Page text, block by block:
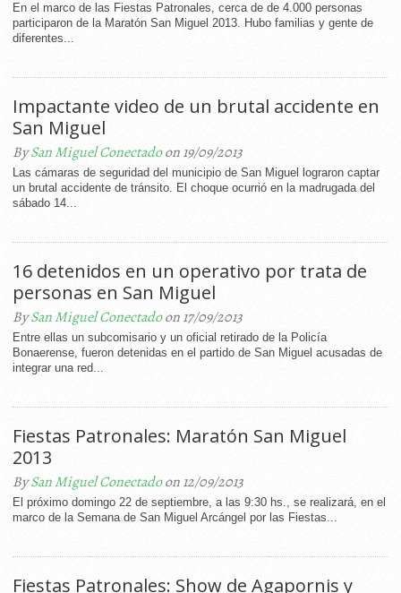
En el marco de las Fiestas Patronales, cerca de de 4.000 personas
participaron de la Maratón San Miguel 2013. Hubo familias y gente de
diferentes...
Impactante video de un brutal accidente en
San Miguel
BySan Miguel Conectadoon 19/09/2013
Las cámaras de seguridad del municipio de San Miguel lograron captar
un brutal accidente de tránsito. El choque ocurrió en la madrugada del
sábado 14...
16 detenidos en un operativo por trata de
personas en San Miguel
BySan Miguel Conectadoon 17/09/2013
Entre ellas un subcomisario y un oficial retirado de la Policía
Bonaerense, fueron detenidas en el partido de San Miguel acusadas de
integrar una red...
Fiestas Patronales: Maratón San Miguel
2013
BySan Miguel Conectadoon 12/09/2013
El próximo domingo 22 de septiembre, a las 9:30 hs., se realizará, en el
marco de la Semana de San Miguel Arcángel por las Fiestas...
Fiestas Patronales: Show de Agapornis y